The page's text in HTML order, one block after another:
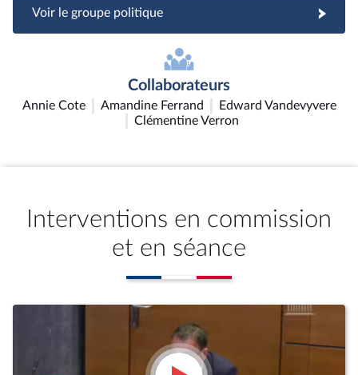
Voir le groupe politique
Collaborateurs
Annie Cote Amandine Ferrand
Edward Vandevyvere
Clémentine Verron
Interventions en commission
et en séance